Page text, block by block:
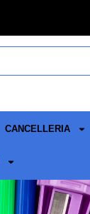
CANCELLERIA